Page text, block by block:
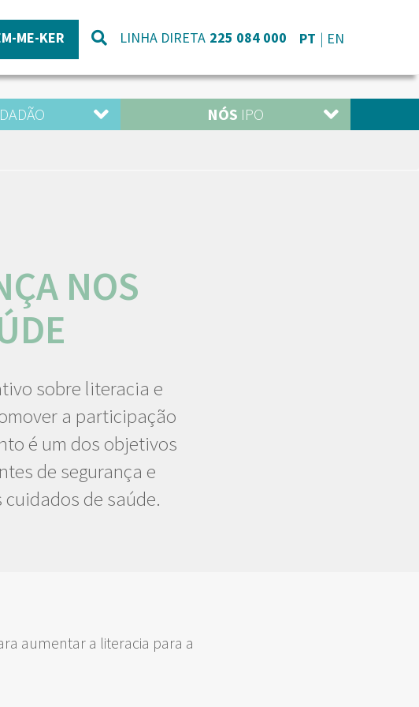
ME-KER LINHA DIRETA 225 084 000 PT EN
NÓS IPO
NOS
sobre literacia e
a participação
é um dos objetivos
de segurança e
de saúde.
aumentar a literacia para a